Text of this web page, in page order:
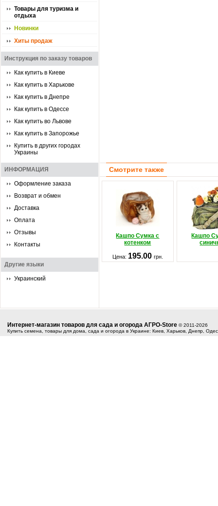
Товары для туризма и
отдыха
Новинки
Хиты продаж
Инструкция по заказу товаров
Как купить в Киеве
Как купить в Харькове
Как купить в Днепре
Как купить в Одессе
Как купить во Львове
Как купить в Запорожье
Купить в других городах
Украины
ИНФОРМАЦИЯ
Оформление заказа
Возврат и обмен
Доставка
Оплата
Отзывы
Контакты
Другие языки
Украинский
Смотрите также
Кашпо Сумка с
котенком
Кашпо
Цена: 195.00 грн.
Интернет-магазин товаров для сада и огорода АГРО-Store © 2011-2026
Купить семена, товары для дома, сада и огорода в Украине: Киев, Харьков, Днепр,